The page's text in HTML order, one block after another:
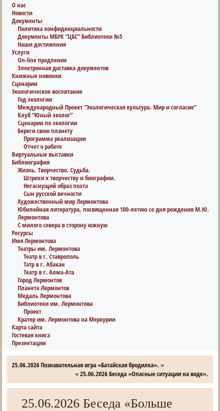
О нас
Новости
Документы
Политика конфиденциальности
Документы МБУК “ЦБС” Библиотеки №5
Наши достижения
Услуги
On-line продление
Электронная доставка документов
Книжные новинки
Сценарии
Экологическое воспитание
Год экологии
Международный Проект “Экологическая культура. Мир и согласие”
Клуб “Юный эколог”
Сценарии по экологии
Береги свою планету
Программа реализации
Отчет о работе
Виртуальные выставки
Библиография
Жизнь. Творчество. Судьба.
Штрихи к творчеству и биографии.
Негаснущий образ поэта
Сын русской вечности
Художественный мир Лермонтова
Юбилейная литература, посвященная 100-летию со дня рождения М.Ю.
Лермонтова
С милого севера в сторону южную
Ресурсы
Имя Лермонтова
Театры им. Лермонтова
Театр в г. Ставрополь
Татр в г. Абакан
Театр в г. Алма-Ата
Город Лермонтов
Планета Лермонтов
Медаль Лермонтова
Библиотеки им. Лермонтова
Проект
Кратер им. Лермонтова на Меркурии
Карта сайта
Гостевая книга
Презентации
25.06.2026 Познавательная игра «Батайская бродилка». »
«25.06.2026 Беседа «Опасные ситуации на воде».
25.06.2026 Беседа «Больше